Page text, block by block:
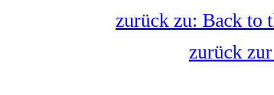
zurück zu: Back to
zurück